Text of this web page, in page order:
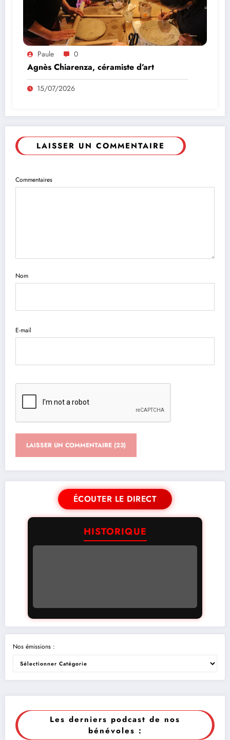
Paule 0
Agnès Chiarenza, céramiste d’art
15/07/2026
LAISSER UN COMMENTAIRE
Commentaires
Nom
E-mail
ÉCOUTER LE DIRECT
HISTORIQUE
Nos émissions :
Les derniers podcast de nos
bénévoles :